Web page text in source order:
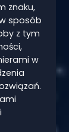
znaku,
sposób
z tym
w